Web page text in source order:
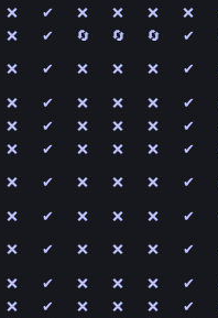
❌ ✔ ❌ ❌ ❌ ❌
❌ ✔ 🔄 🔄 🔄 ✔
❌ ✔ ❌ ❌ ❌ ✔
❌ ✔ ❌ ❌ ❌ ✔
❌ ✔ ❌ ❌ ❌ ✔
❌ ✔ ❌ ❌ ❌ ✔
❌ ✔ ❌ ❌ ❌ ✔
❌ ✔ ❌ ❌ ❌ ✔
❌ ✔ ❌ ❌ ❌ ✔
❌ ✔ ❌ ❌ ❌ ✔
❌ ✔ ❌ ❌ ❌ ✔